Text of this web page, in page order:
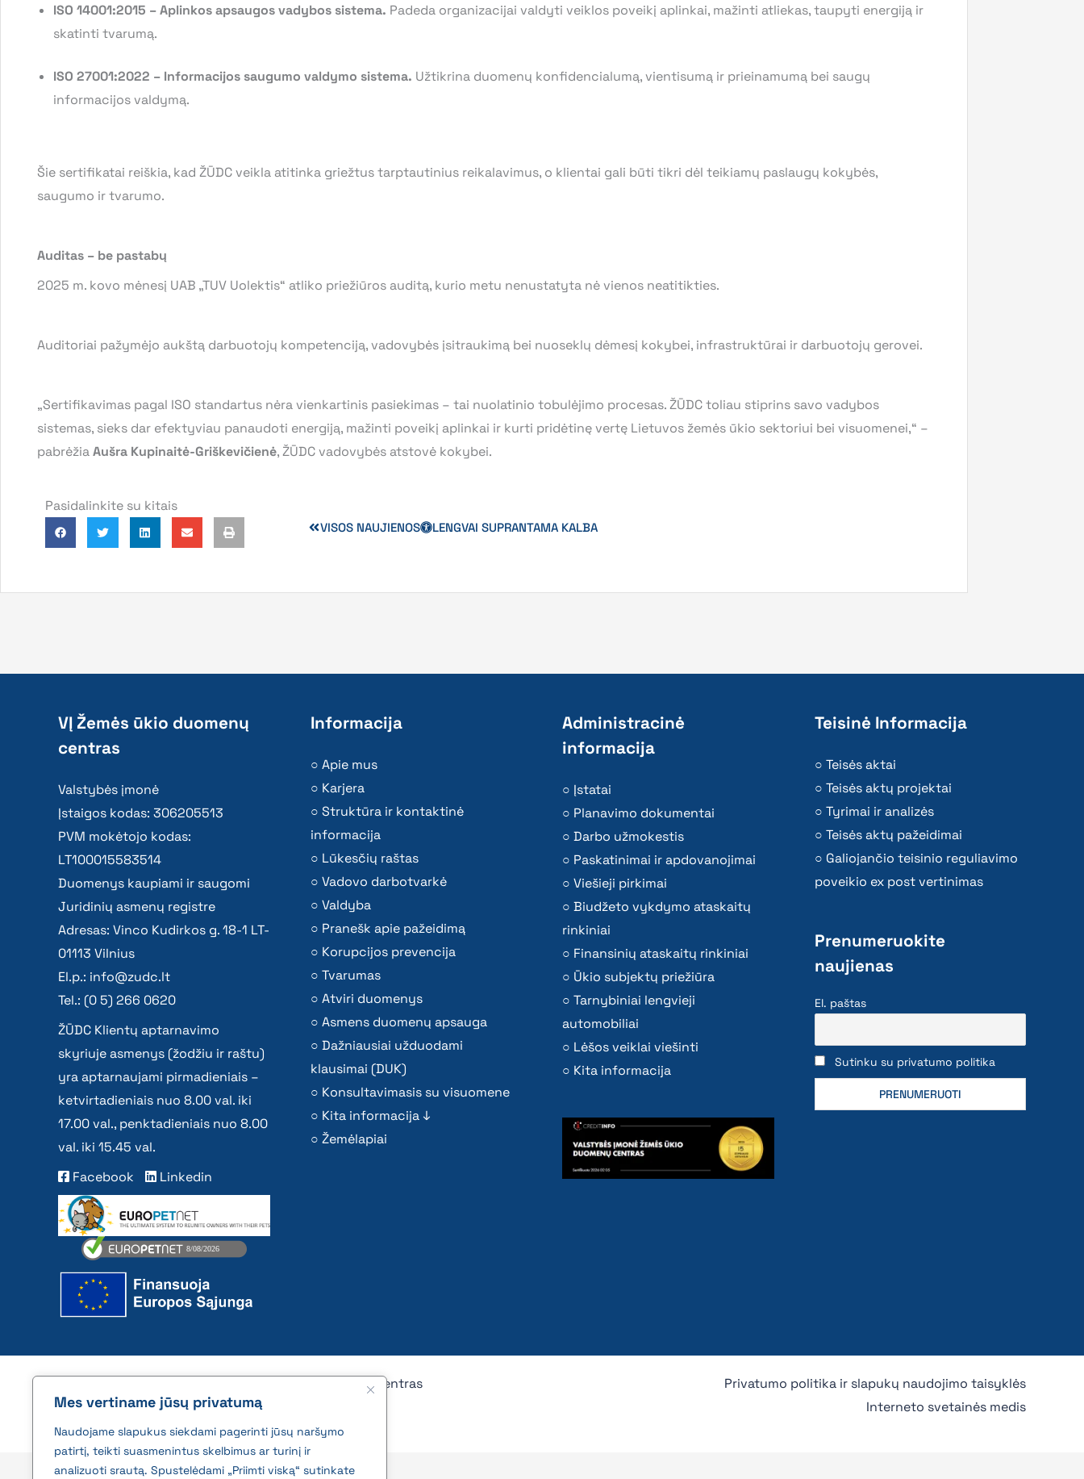
Mes vertiname jūsų privatumą
Naudojame slapukus siekdami pagerinti jūsų naršymo
patirtį, teikti suasmenintus skelbimus ar turinį ir
analizuoti srautą. Spustelėdami „Priimti viską“ sutinkate
ISO 14001:2015 – Aplinkos apsaugos vadybos sistema. Padeda organizacijai valdyti veiklos poveikį aplinkai, mažinti atliekas, taupyti energiją ir
skatinti tvarumą.
ISO 27001:2022 – Informacijos saugumo valdymo sistema. Užtikrina duomenų konfidencialumą, vientisumą ir prieinamumą bei saugų
informacijos valdymą.
Šie sertifikatai reiškia, kad ŽŪDC veikla atitinka griežtus tarptautinius reikalavimus, o klientai gali būti tikri dėl teikiamų paslaugų kokybės,
saugumo ir tvarumo.
Auditas – be pastabų
2025 m. kovo mėnesį UAB „TUV Uolektis“ atliko priežiūros auditą, kurio metu nenustatyta nė vienos neatitikties.
Auditoriai pažymėjo aukštą darbuotojų kompetenciją, vadovybės įsitraukimą bei nuoseklų dėmesį kokybei, infrastruktūrai ir darbuotojų gerovei.
„Sertifikavimas pagal ISO standartus nėra vienkartinis pasiekimas – tai nuolatinio tobulėjimo procesas. ŽŪDC toliau stiprins savo vadybos
sistemas, sieks dar efektyviau panaudoti energiją, mažinti poveikį aplinkai ir kurti pridėtinę vertę Lietuvos žemės ūkio sektoriui bei visuomenei,“ –
pabrėžiaAušra Kupinaitė-Griškevičienė, ŽŪDC vadovybės atstovė kokybei.
Pasidalinkite su kitais
VISOS NAUJIENOS LENGVAI SUPRANTAMA KALBA
VĮ Žemės ūkio duomenų
centras
Valstybės įmonė
Įstaigos kodas: 306205513
PVM mokėtojo kodas:
LT100015583514
Duomenys kaupiami ir saugomi
Juridinių asmenų registre
Adresas: Vinco Kudirkos g. 18-1 LT-
01113 Vilnius
El.p.: info@zudc.lt
Tel.: (0 5) 266 0620
ŽŪDC Klientų aptarnavimo
skyriuje asmenys (žodžiu ir raštu)
yra aptarnaujami pirmadieniais –
ketvirtadieniais nuo 8.00 val. iki
17.00 val., penktadieniais nuo 8.00
val. iki 15.45 val.
Facebook
Linkedin
Informacija
Apie mus
Karjera
Struktūra ir kontaktinė
informacija
Lūkesčių raštas
Vadovo darbotvarkė
Valdyba
Pranešk apie pažeidimą
Korupcijos prevencija
Tvarumas
Atviri duomenys
Asmens duomenų apsauga
Dažniausiai užduodami
klausimai (DUK)
Konsultavimasis su visuomene
Kita informacija ↓
Žemėlapiai
Administracinė
informacija
Įstatai
Planavimo dokumentai
Darbo užmokestis
Paskatinimai ir apdovanojimai
Viešieji pirkimai
Biudžeto vykdymo ataskaitų
rinkiniai
Finansinių ataskaitų rinkiniai
Ūkio subjektų priežiūra
Tarnybiniai lengvieji
automobiliai
Lėšos veiklai viešinti
Kita informacija
Teisinė Informacija
Teisės aktai
Teisės aktų projektai
Tyrimai ir analizės
Teisės aktų pažeidimai
Galiojančio teisinio reguliavimo
poveikio ex post vertinimas
Prenumeruokite
naujienas
El. paštas
Sutinku su privatumo politika
2026 © All rights reserved | VĮ Žemės ūkio duomenų centras
Privatumo politika ir slapukų naudojimo taisyklės
Interneto svetainės medis